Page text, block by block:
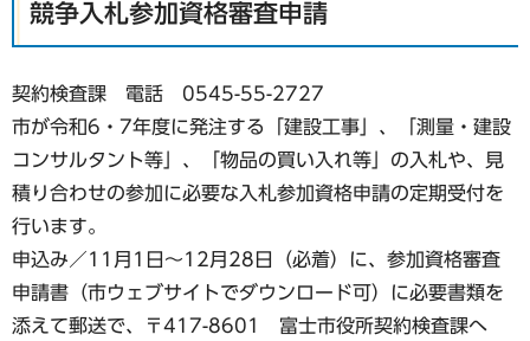
競争入札参加資格審査申請
契約検査課 電話 0545-55-2727
市が令和6・7年度に発注する「建設工事」、「測量・建設
コンサルタント等」、「物品の買い入れ等」の入札や、見
積り合わせの参加に必要な入札参加資格申請の定期受付を
行います。
申込み／11月1日～12月28日（必着）に、参加資格審査
申請書（市ウェブサイトでダウンロード可）に必要書類を
添えて郵送で、〒417-8601 富士市役所契約検査課へ